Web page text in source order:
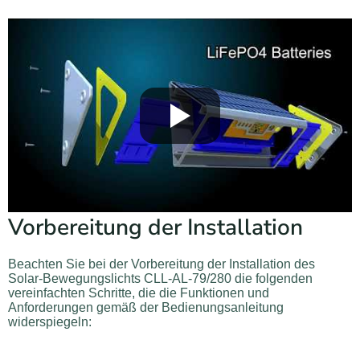
Vorbereitung der Installation
Beachten Sie bei der Vorbereitung der Installation des
Solar-Bewegungslichts CLL-AL-79/280 die folgenden
vereinfachten Schritte, die die Funktionen und
Anforderungen gemäß der Bedienungsanleitung
widerspiegeln: